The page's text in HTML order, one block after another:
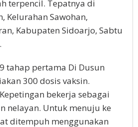
terpencil. Tepatnya di
Kelurahan Sawohan,
Kabupaten Sidoarjo, Sabtu
tahap pertama Di Dusun
300 dosis vaksin.
bekerja sebagai
nelayan. Untuk menuju ke
ditempuh menggunakan